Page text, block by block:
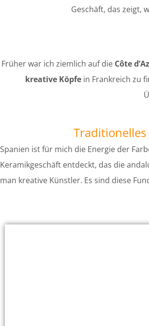
Geschäft, das zeigt,
Früher war ich ziemlich auf die Côte
kreative Köpfein Frankreich zu
Spanien ist für mich die Energie der
Keramikgeschäft entdeckt, das die
man kreative Künstler. Es sind diese